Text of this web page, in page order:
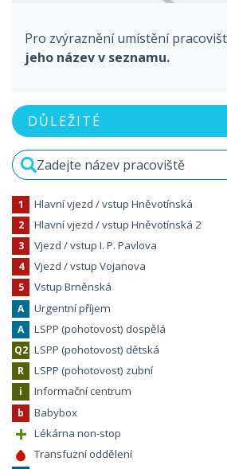
Pro zvýraznění umístění
jeho název v seznamu.
1 Hlavní vjezd / vstup Hněvotínská
2 Hlavní vjezd / vstup Hněvotínská 2
3 Vjezd / vstup I. P. Pavlova
4 Vjezd / vstup Vojanova
5 Vstup Brněnská
A Urgentní příjem
A LSPP (pohotovost) dospělá
Q2 LSPP (pohotovost) dětská
R LSPP (pohotovost) zubní
i Informační centrum
b Babybox
+ Lékárna non-stop
Transfuzní oddělení